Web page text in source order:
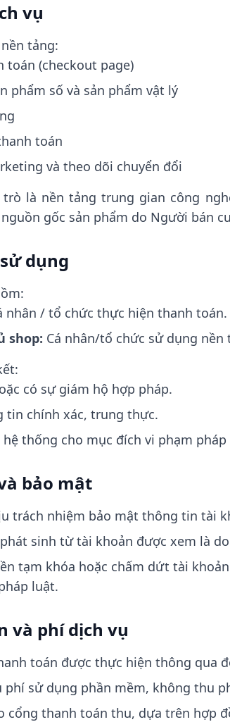
vụ
tảng:
toán (checkout page)
phẩm số và sản phẩm vật lý
toán
và theo dõi chuyển đổi
trò là nền tảng trung gian công
gốc sản phẩm do Người bán
dụng
nhân / tổ chức thực hiện thanh toán.
shop: Cá nhân/tổ chức sử dụng
có sự giám hộ hợp pháp.
tin chính xác, trung thực.
thống cho mục đích vi phạm pháp
bảo mật
trách nhiệm bảo mật thông tin tài
sinh từ tài khoản được xem là
tạm khóa hoặc chấm dứt tài
luật.
và phí dịch vụ
toán được thực hiện thông qua
phí sử dụng phần mềm, không thu
cổng thanh toán thu, dựa trên hợp